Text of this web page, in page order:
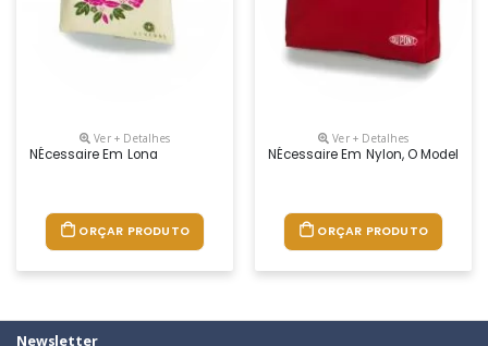
Ver + Detalhes
NÉcessaire Em Lona
ORÇAR PRODUTO
Ver + Detalhes
NÉcessaire Em Nylon, O Modelo
ORÇAR PRODUTO
Newsletter